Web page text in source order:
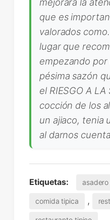
que es
valorados
lugar que
empezando por
pésima sazón
el RIESGO A
cocción de los
un ajiaco, tenia
al darnos
Etiquetas: asadero
comida tipica ,